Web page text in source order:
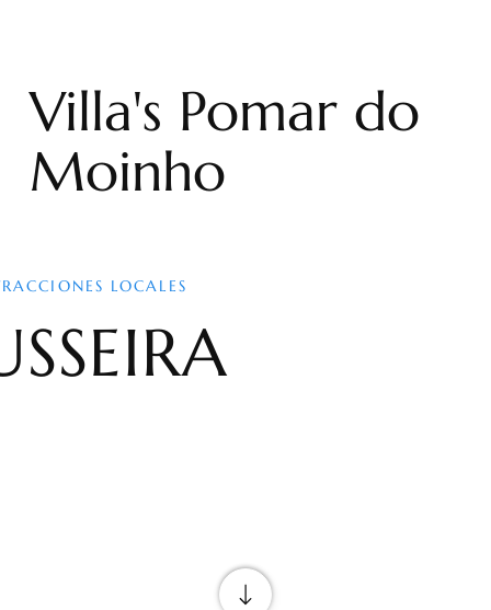
Villa's Pomar do
Moinho
LOCALES